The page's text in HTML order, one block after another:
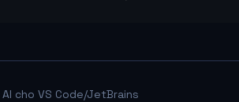
cho VS Code/JetBrains